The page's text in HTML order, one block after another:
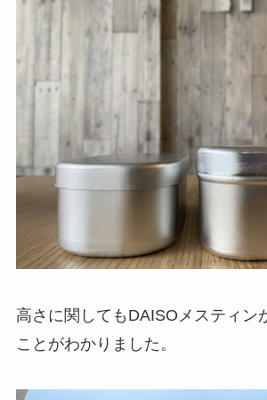
高さに関してもDAISOメスティン
ことがわかりました。